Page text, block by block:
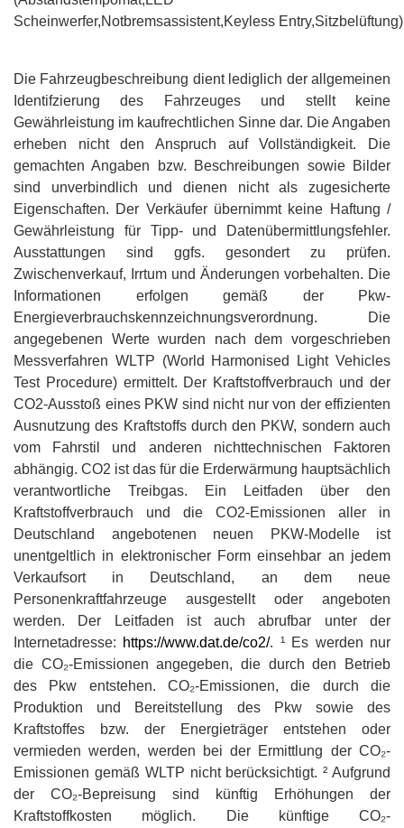
Scheinwerfer,Notbremsassistent,Keyless Entry,Sitzbelüftung)
Die Fahrzeugbeschreibung dient lediglich der allgemeinen
Identifzierung des Fahrzeuges und stellt keine
Gewährleistung im kaufrechtlichen Sinne dar. Die Angaben
erheben nicht den Anspruch auf Vollständigkeit. Die
gemachten Angaben bzw. Beschreibungen sowie Bilder
sind unverbindlich und dienen nicht als zugesicherte
Eigenschaften. Der Verkäufer übernimmt keine Haftung /
Gewährleistung für Tipp- und Datenübermittlungsfehler.
Ausstattungen sind ggfs. gesondert zu prüfen.
Zwischenverkauf, Irrtum und Änderungen vorbehalten. Die
Informationen erfolgen gemäß der Pkw-
Energieverbrauchskennzeichnungsverordnung. Die
angegebenen Werte wurden nach dem vorgeschrieben
Messverfahren WLTP (World Harmonised Light Vehicles
Test Procedure) ermittelt. Der Kraftstoffverbrauch und der
CO2-Ausstoß eines PKW sind nicht nur von der effizienten
Ausnutzung des Kraftstoffs durch den PKW, sondern auch
vom Fahrstil und anderen nichttechnischen Faktoren
abhängig. CO2 ist das für die Erderwärmung hauptsächlich
verantwortliche Treibgas. Ein Leitfaden über den
Kraftstoffverbrauch und die CO2-Emissionen aller in
Deutschland angebotenen neuen PKW-Modelle ist
unentgeltlich in elektronischer Form einsehbar an jedem
Verkaufsort in Deutschland, an dem neue
Personenkraftfahrzeuge ausgestellt oder angeboten
werden. Der Leitfaden ist auch abrufbar unter der
Internetadresse: https://www.dat.de/co2/. ¹ Es werden nur
die CO₂-Emissionen angegeben, die durch den Betrieb
des Pkw entstehen. CO₂-Emissionen, die durch die
Produktion und Bereitstellung des Pkw sowie des
Kraftstoffes bzw. der Energieträger entstehen oder
vermieden werden, werden bei der Ermittlung der CO₂-
Emissionen gemäß WLTP nicht berücksichtigt. ² Aufgrund
der CO₂-Bepreisung sind künftig Erhöhungen der
Kraftstoffkosten möglich. Die künftige CO₂-